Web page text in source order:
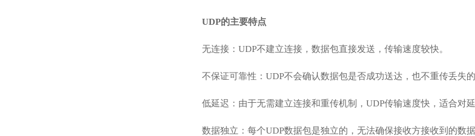
UDP的主要特点
无连接：UDP不建立连接，数据包直接发送，传输速度较快。
不保证可靠性：UDP不会确认数据包是否成功送达，也不重传丢失的
低延迟：由于无需建立连接和重传机制，UDP传输速度快，适合对
数据独立：每个UDP数据包是独立的，无法确保接收方接收到的数据